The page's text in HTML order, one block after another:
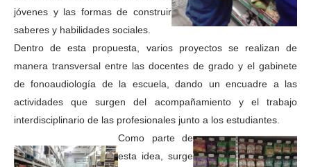
jóvenes y las formas de construir
saberes y habilidades sociales.
Dentro de esta propuesta, varios proyectos se realizan de
manera transversal entre las docentes de grado y el gabinete
de fonoaudiología de la escuela, dando un encuadre a las
actividades que surgen del acompañamiento y el trabajo
interdisciplinario de las profesionales junto a los estudiantes.
Como parte de
esta idea, surge